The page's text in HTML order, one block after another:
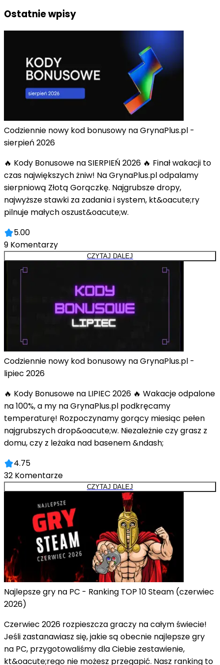
Ostatnie wpisy
Codziennie nowy kod bonusowy na GrynaPlus.pl -
sierpień 2026
🔥 Kody Bonusowe na SIERPIEŃ 2026 🔥 Finał wakacji to
czas największych żniw! Na GrynaPlus.pl odpalamy
sierpniową Złotą Gorączkę. Najgrubsze dropy,
najwyższe stawki za zadania i system, kt&oacute;ry
pilnuje małych oszust&oacute;w.
5.00
9 Komentarzy
CZYTAJ DALEJ
Codziennie nowy kod bonusowy na GrynaPlus.pl -
lipiec 2026
🔥 Kody Bonusowe na LIPIEC 2026 🔥 Wakacje odpalone
na 100%, a my na GrynaPlus.pl podkręcamy
temperaturę! Rozpoczynamy gorący miesiąc pełen
najgrubszych drop&oacute;w. Niezależnie czy grasz z
domu, czy z leżaka nad basenem &ndash;
4.75
32 Komentarze
CZYTAJ DALEJ
Najlepsze gry na PC - Ranking TOP 10 Steam (czerwiec
2026)
Czerwiec 2026 rozpieszcza graczy na całym świecie!
Jeśli zastanawiasz się, jakie są obecnie najlepsze gry
na PC, przygotowaliśmy dla Ciebie zestawienie,
kt&oacute;rego nie możesz przegapić. Nasz ranking to